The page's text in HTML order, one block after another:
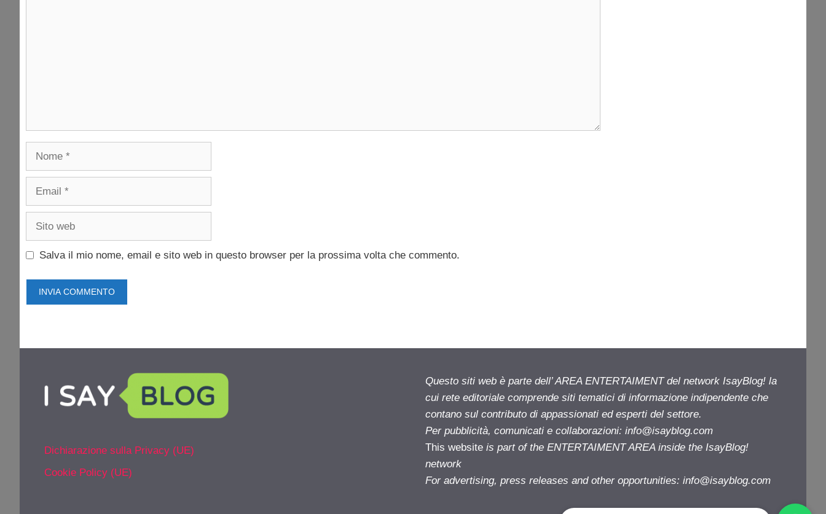
Nome
Email
Sito
Salva il mio nome, email e sito web in questo browser per la prossima volta che commento.
Dichiarazione sulla Privacy (UE)
Cookie Policy (UE)
Questo siti web è parte dell’ AREA ENTERTAIMENT del network IsayBlog! la
cui rete editoriale comprende siti tematici di informazione indipendente che
contano sul contributo di appassionati ed esperti del settore.
Per pubblicità, comunicati e collaborazioni: info@isayblog.com
This website is part of the ENTERTAIMENT AREA inside the IsayBlog!
network
For advertising, press releases and other opportunities: info@isayblog.com